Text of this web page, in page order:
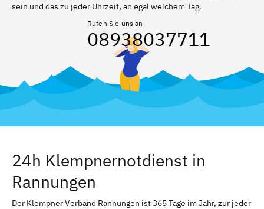
sein und das zu jeder Uhrzeit, an egal welchem Tag.
Rufen Sie uns an
08938037711
24h Klempnernotdienst in
Rannungen
Der Klempner Verband Rannungen ist 365 Tage im Jahr, zur jeder